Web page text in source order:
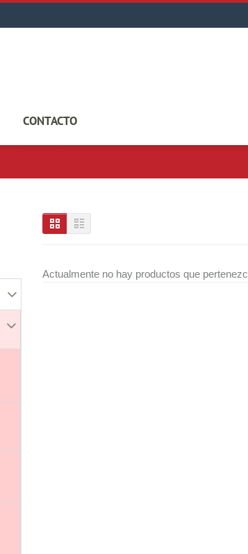
CONTACTO
Actualmente no hay productos que